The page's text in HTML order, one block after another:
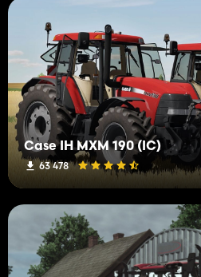
Case IH MXM 190 (IC)
63 478